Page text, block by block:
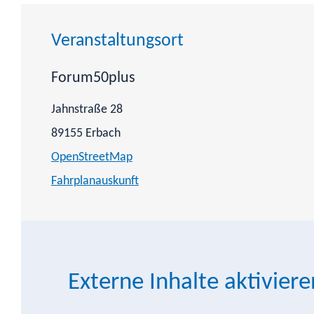
Veranstaltungsort
Forum50plus
Jahnstraße 28
89155 Erbach
OpenStreetMap
Fahrplanauskunft
Externe Inhalte